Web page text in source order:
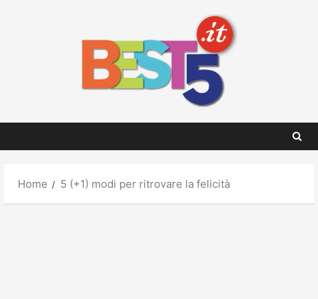
Home 5 (+1) modi per ritrovare la felicità